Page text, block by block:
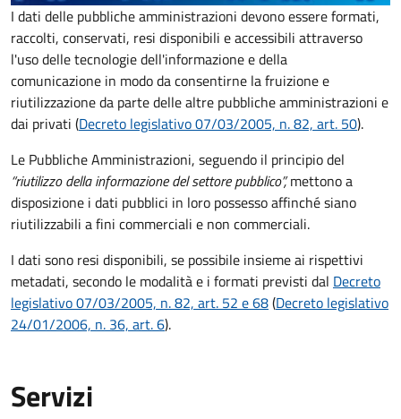
I dati delle pubbliche amministrazioni devono essere formati,
raccolti, conservati, resi disponibili e accessibili attraverso
l'uso delle tecnologie dell'informazione e della
comunicazione in modo da consentirne la fruizione e
riutilizzazione da parte delle altre pubbliche amministrazioni e
dai privati (Decreto legislativo 07/03/2005, n. 82, art. 50).
Le Pubbliche Amministrazioni, seguendo il principio del
“riutilizzo della informazione del settore pubblico”,mettono a
disposizione i dati pubblici in loro possesso affinché siano
riutilizzabili a fini commerciali e non commerciali.
I dati sono resi disponibili, se possibile insieme ai rispettivi
metadati, secondo le modalità e i formati previsti dal Decreto
legislativo 07/03/2005, n. 82, art. 52 e 68(Decreto legislativo
24/01/2006, n. 36, art. 6).
Servizi